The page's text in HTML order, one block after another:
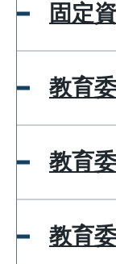
固定
教育
教育
教育